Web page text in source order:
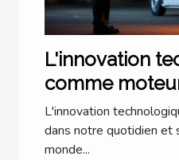
L'innovation
comme
pionnier
L'innovation
dans notre quotidien et
monde...